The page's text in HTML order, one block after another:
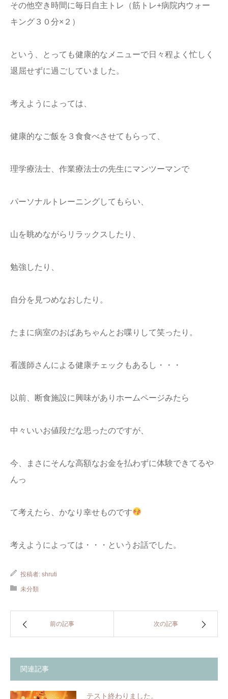
その他空き時間に毎日自主トレ（筋トレ+病院内ウォー
キング３０分×２）
という、とっても健康的なメニューで日々程よく忙しく
退屈せずに過ごしていました。
考えようによっては、
健康的なご飯を３食食べさせてもらって、
理学療法士、作業療法士の先生にマンツーマンで
パーソナルトレーニングしてもらい、
山を眺めながらリラックスしたり、
勉強したり、
自分を見つめなおしたり。
たまに病室のおばあちゃんとお喋りして笑ったり。
看護師さんによる健康チェックもあるし・・・
以前、断食施設に興味がありホームページみたら
中々いいお値段だな思ったのですが、
今、まさにそんな高額なお金を払わずに体験できてるや
んっ
て考えたら、かなり幸せものです
考えようによっては・・・というお話でした。
投稿者: shruti
未分類
前の記事 次の記事
関連記事
テスト終わりました。